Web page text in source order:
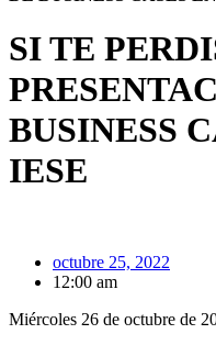
SI TE
BUSINESS
IESE
octubre 25, 2022
12:00 am
Miércoles 26 de octubre de